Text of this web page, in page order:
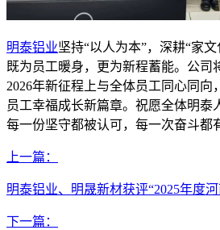
明泰铝业坚持“以人为本”，深耕“家
既为员工暖身，更为新程蓄能。公司
2026年新征程上与全体员工同心同向
员工幸福成长新篇章。祝愿全体明泰
每一份坚守都被认可，每一次奋斗都
上一篇：
明泰铝业、明晟新材获评“2025年度
下一篇：